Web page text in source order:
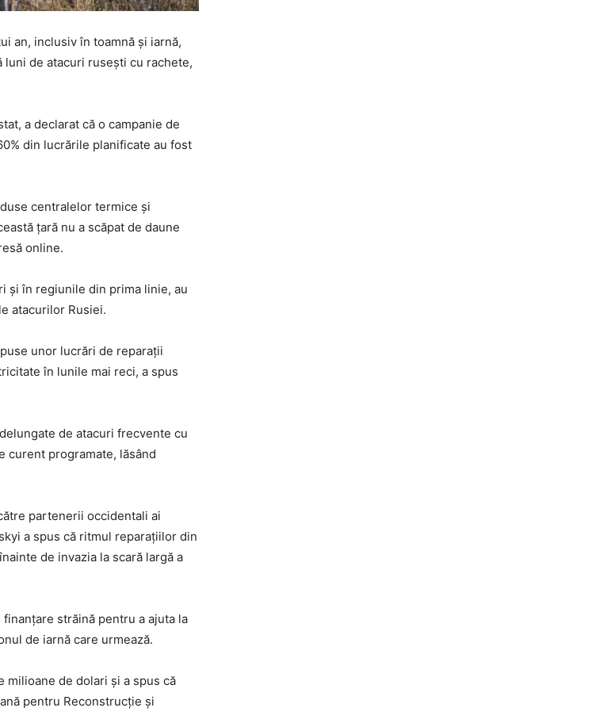
an, inclusiv în toamnă și iarnă,
de atacuri rusești cu rachete,
a declarat că o campanie de
din lucrările planificate au fost
centralelor termice și
țară nu a scăpat de daune
online.
și în regiunile din prima linie, au
atacurilor Rusiei.
unor lucrări de reparații
în lunile mai reci, a spus
de atacuri frecvente cu
curent programate, lăsând
partenerii occidentali ai
a spus că ritmul reparațiilor din
de invazia la scară largă a
străină pentru a ajuta la
de iarnă care urmează.
milioane de dolari și a spus că
pentru Reconstrucție și